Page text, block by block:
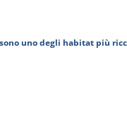
uno degli habitat più